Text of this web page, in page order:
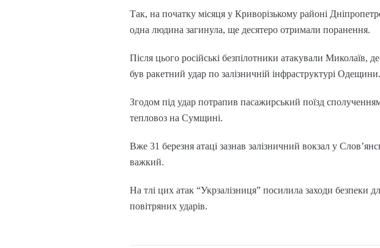
Так, на початку місяця у Криворізькому районі
одна людина загинула, ще десятеро отримали поранення.
Після цього російські безпілотники атакували
був ракетний удар по залізничній інфраструктурі Одещини.
Згодом під удар потрапив пасажирський поїзд
тепловоз на Сумщині.
Вже 31 березня атаці зазнав залізничний вокзал у
важкий.
На тлі цих атак “Укрзалізниця” посилила заходи безпеки
повітряних ударів.